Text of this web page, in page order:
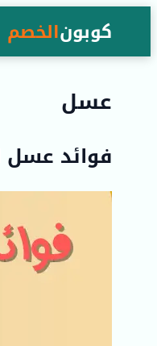
كوبونالخصم
عسل
فوائد عسل